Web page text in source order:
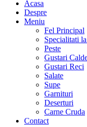
Acasa
Despre
Meniu
Fel Principal
Specialitati
Peste
Gustari
Gustari Reci
Salate
Supe
Garnituri
Deserturi
Carne Cruda
Contact